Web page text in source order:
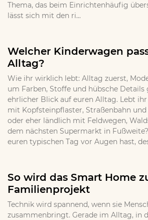
Thema, das beim Einrichtenhäufig
lässt sich mit den ri...
Welcher Kinderwagen
Alltag?
Wie ihr wirklich lebt: Alltag zuerst,
um Farben, Stoffe und hübsche
ehrlicher Blick auf euren Alltag. Lebt
mit Kopfsteinpflaster, Straßenbahn und
oder eher ländlich mit Feldwegen,
dem nächsten Supermarkt in
euren typischen Tag vor Augen hast,
So wird das Smart Home
Familienprojekt
Technik wird spannend, wenn sie
zusammenbringt. Gerade im Alltag, in